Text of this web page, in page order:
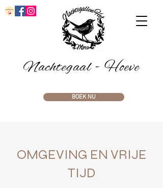
Nachtegaal - Hoeve
BOEK NU
OMGEVING EN VRIJE
TIJD